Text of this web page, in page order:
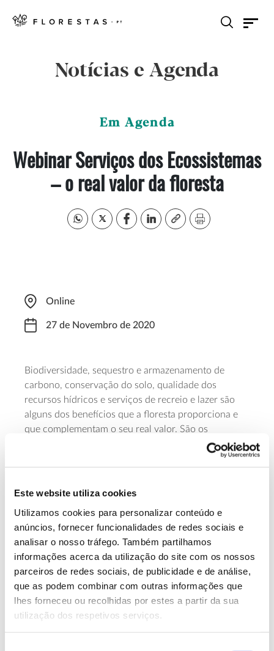
Este website utiliza cookies
Utilizamos cookies para personalizar conteúdo e
anúncios, fornecer funcionalidades de redes sociais e
analisar o nosso tráfego. Também partilhamos
informações acerca da utilização do site com os nossos
parceiros de redes sociais, de publicidade e de análise,
que as podem combinar com outras informações que
lhes forneceu ou recolhidas por estes a partir da sua
utilização dos respetivos serviços.
Notícias e Agenda
Em Agenda
Webinar Serviços dos Ecossistemas
– o real valor da floresta
Online
27 de Novembro de 2020
Biodiversidade, sequestro e armazenamento de
carbono, conservação do solo, qualidade dos
recursos hídricos e serviços de recreio e lazer são
alguns dos benefícios que a floresta proporciona e
que complementam o seu real valor. São os
chamados serviços dos ecossistemas e a sua
preservação implica ferramentas e incentivos que
Portugal.
Saiba Mais sobre este webinar no site
FSC
13.07.2026
Genoma do priolo e de outras espécies em risco:
conhecer para conservar